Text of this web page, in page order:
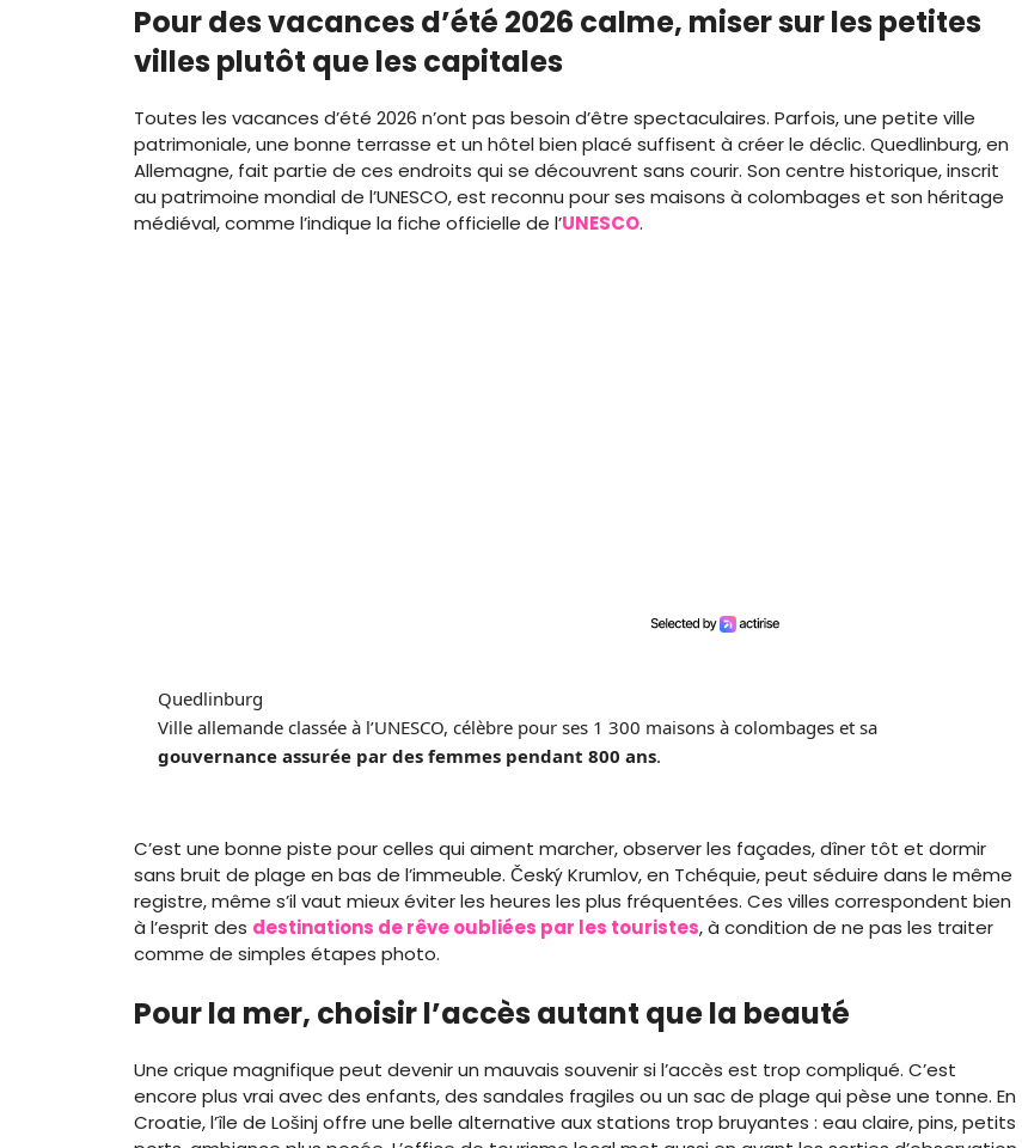
Pour des vacances d’été 2026 calme, miser sur les petites
villes plutôt que les capitales
Toutes les vacances d’été 2026 n’ont pas besoin d’être spectaculaires. Parfois, une petite ville
patrimoniale, une bonne terrasse et un hôtel bien placé suffisent à créer le déclic. Quedlinburg, en
Allemagne, fait partie de ces endroits qui se découvrent sans courir. Son centre historique, inscrit
au patrimoine mondial de l’UNESCO, est reconnu pour ses maisons à colombages et son héritage
médiéval, comme l’indique la fiche officielle de l’UNESCO.
Quedlinburg
Ville allemande classée à l’UNESCO, célèbre pour ses 1 300 maisons à colombages et sa
gouvernance assurée par des femmes pendant 800 ans.
C’est une bonne piste pour celles qui aiment marcher, observer les façades, dîner tôt et dormir
sans bruit de plage en bas de l’immeuble. Český Krumlov, en Tchéquie, peut séduire dans le même
registre, même s’il vaut mieux éviter les heures les plus fréquentées. Ces villes correspondent bien
à l’esprit des destinations de rêve oubliées par les touristes, à condition de ne pas les traiter
comme de simples étapes photo.
Pour la mer, choisir l’accès autant que la beauté
Une crique magnifique peut devenir un mauvais souvenir si l’accès est trop compliqué. C’est
encore plus vrai avec des enfants, des sandales fragiles ou un sac de plage qui pèse une tonne. En
Croatie, l’île de Lošinj offre une belle alternative aux stations trop bruyantes : eau claire, pins, petits